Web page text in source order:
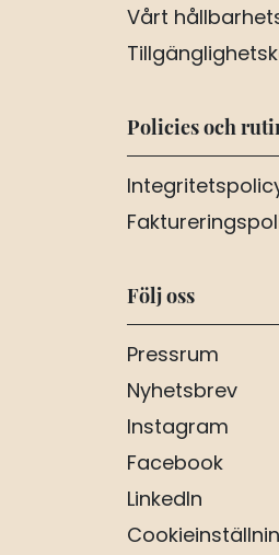
Vårt
Policies och
Följ oss
Pressrum
Nyhetsbrev
Instagram
Facebook
LinkedIn